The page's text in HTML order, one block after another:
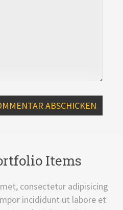
Items
consectetur adipisicing
incididunt ut labore et